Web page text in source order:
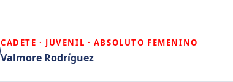
CADETE · JUVENIL · ABSOLUTO FEMENINO
Valmore Rodríguez